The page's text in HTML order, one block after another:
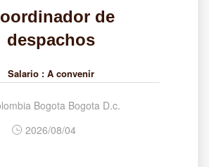
de
despachos
Salario : A convenir
Bogota Bogota D.c.
2026/08/04